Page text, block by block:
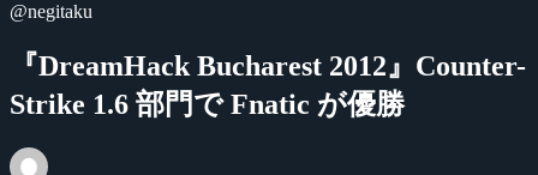
@negitaku
『DreamHack Bucharest 2012』Counter-
Strike 1.6 部門で Fnatic が優勝